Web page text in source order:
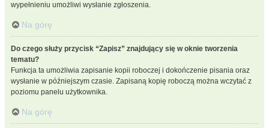
wypełnieniu umożliwi wysłanie zgłoszenia.
Na górę
Do czego służy przycisk “Zapisz” znajdujący się w oknie tworzenia
tematu?
Funkcja ta umożliwia zapisanie kopii roboczej i dokończenie pisania oraz
wysłanie w późniejszym czasie. Zapisaną kopię roboczą można wczytać z
poziomu panelu użytkownika.
Na górę